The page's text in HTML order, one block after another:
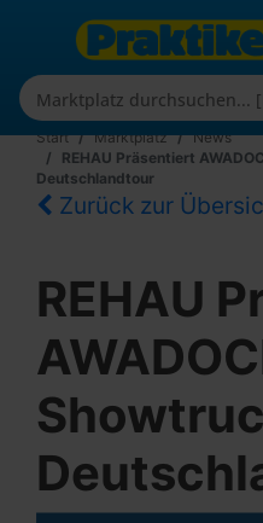
Start Marktplatz
News
REHAU Präsentiert
Deutschlandtour
Zurück zur
REHAU